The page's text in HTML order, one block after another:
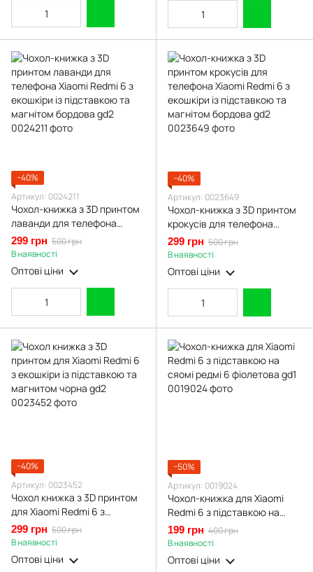
−40%
Артикул: 0024211
Чохол-книжка з 3D принтом
лаванди для телефона
Xiaomi Redmi 6 з екошкіри із
підставкою та магнітом
бордова gd2
299 грн 500 грн
В наявності
Оптові ціни
−40%
Артикул: 0023649
Чохол-книжка з 3D принтом
крокусів для телефона
Xiaomi Redmi 6 з екошкіри із
підставкою та магнітом
бордова gd2
299 грн 500 грн
В наявності
Оптові ціни
−40%
Артикул: 0023452
Чохол книжка з 3D принтом
для Xiaomi Redmi 6 з
екошкіри із підставкою та
магнитом чорна gd2
299 грн 500 грн
В наявності
Оптові ціни
−50%
Артикул: 0019024
Чохол-книжка для Xiaomi
Redmi 6 з підставкою на
сяомі редмі 6 фіолетова gd1
199 грн 400 грн
В наявності
Оптові ціни